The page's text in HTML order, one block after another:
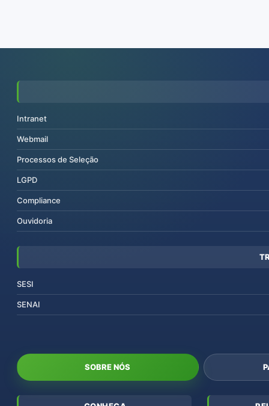
Intranet
Webmail
Processos de Seleção
LGPD
Compliance
Ouvidoria
SESI
SENAI
SOBRE NÓS